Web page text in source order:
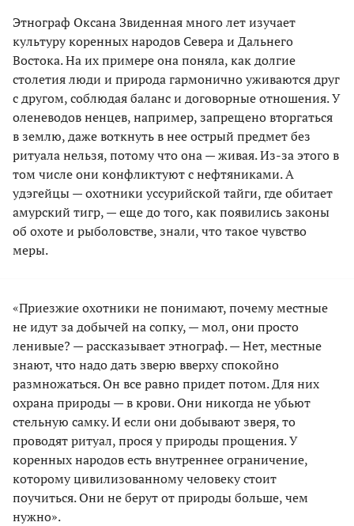
Этнограф Оксана Звиденная много лет изучает
культуру коренных народов Севера и Дальнего
Востока. На их примере она поняла, как долгие
столетия люди и природа гармонично уживаются друг
с другом, соблюдая баланс и договорные отношения. У
оленеводов ненцев, например, запрещено вторгаться
в землю, даже воткнуть в нее острый предмет без
ритуала нельзя, потому что она — живая. Из-за этого в
том числе они конфликтуют с нефтяниками. А
удэгейцы — охотники уссурийской тайги, где обитает
амурский тигр, — еще до того, как появились законы
об охоте и рыболовстве, знали, что такое чувство
меры.
«Приезжие охотники не понимают, почему местные
не идут за добычей на сопку, — мол, они просто
ленивые? — рассказывает этнограф. — Нет, местные
знают, что надо дать зверю вверху спокойно
размножаться. Он все равно придет потом. Для них
охрана природы — в крови. Они никогда не убьют
стельную самку. И если они добывают зверя, то
проводят ритуал, прося у природы прощения. У
коренных народов есть внутреннее ограничение,
которому цивилизованному человеку стоит
поучиться. Они не берут от природы больше, чем
нужно».